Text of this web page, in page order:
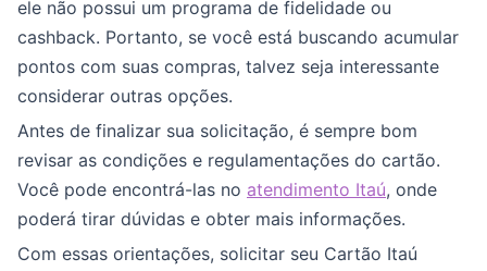
ele não possui um programa de fidelidade ou
cashback. Portanto, se você está buscando acumular
pontos com suas compras, talvez seja interessante
considerar outras opções.
Antes de finalizar sua solicitação, é sempre bom
revisar as condições e regulamentações do cartão.
Você pode encontrá-las no atendimento Itaú, onde
poderá tirar dúvidas e obter mais informações.
Com essas orientações, solicitar seu Cartão Itaú